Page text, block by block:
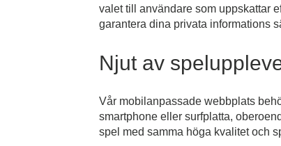
valet till användare som uppskattar
garantera dina privata informations
Njut av
Vår mobilanpassade webbplats
smartphone eller surfplatta,
spel med samma höga kvalitet och